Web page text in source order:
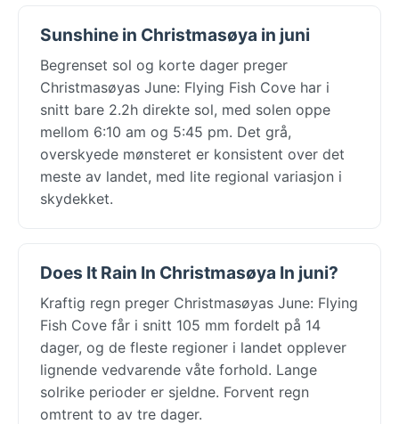
Sunshine in Christmasøya in juni
Begrenset sol og korte dager preger
Christmasøyas June: Flying Fish Cove har i
snitt bare 2.2h direkte sol, med solen oppe
mellom 6:10 am og 5:45 pm. Det grå,
overskyede mønsteret er konsistent over det
meste av landet, med lite regional variasjon i
skydekket.
Does It Rain In Christmasøya In juni?
Kraftig regn preger Christmasøyas June: Flying
Fish Cove får i snitt 105 mm fordelt på 14
dager, og de fleste regioner i landet opplever
lignende vedvarende våte forhold. Lange
solrike perioder er sjeldne. Forvent regn
omtrent to av tre dager.